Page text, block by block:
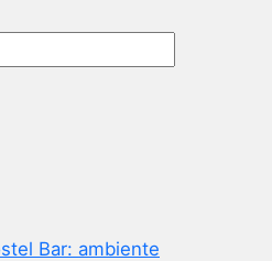
Bar: ambiente